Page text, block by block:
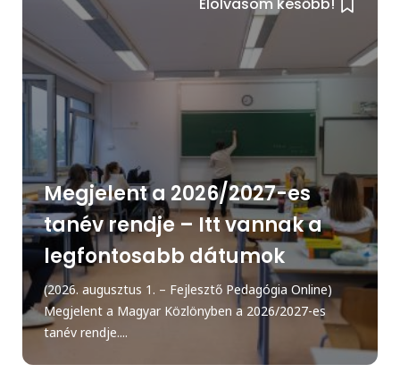
Megjelent a 2026/2027-es
tanév rendje – Itt vannak a
legfontosabb dátumok
(2026. augusztus 1. – Fejlesztő Pedagógia Online)
Megjelent a Magyar Közlönyben a 2026/2027-es
tanév rendje....